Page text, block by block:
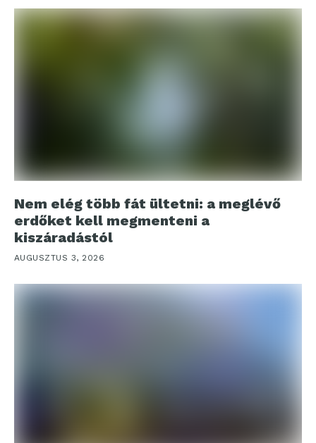
Nem elég több fát ültetni: a meglévő
erdőket kell megmenteni a
kiszáradástól
AUGUSZTUS 3, 2026